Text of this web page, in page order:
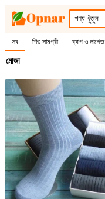
সব শিশু সামগ্রী ব্যাগ ও লাগেজ
মোজা